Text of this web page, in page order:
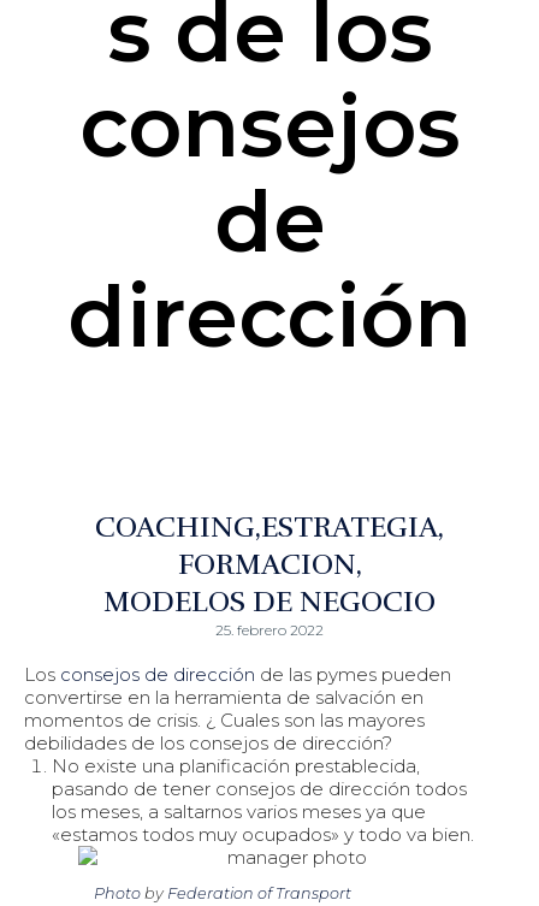
s de los
consejos
de
dirección
COACHING ESTRATEGIA
FORMACION
MODELOS DE NEGOCIO
25. febrero 2022
Los consejos de dirección de las pymes pueden
convertirse en la herramienta de salvación en
momentos de crisis. ¿ Cuales son las mayores
debilidades de los consejos de dirección?
No existe una planificación prestablecida,
pasando de tener consejos de dirección todos
los meses, a saltarnos varios meses ya que
«estamos todos muy ocupados» y todo va bien.
Photo by Federation of Transport